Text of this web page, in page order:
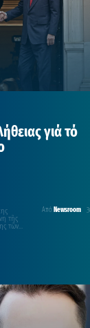
γιά τό
Από Newsroom
τῆς
τῶν